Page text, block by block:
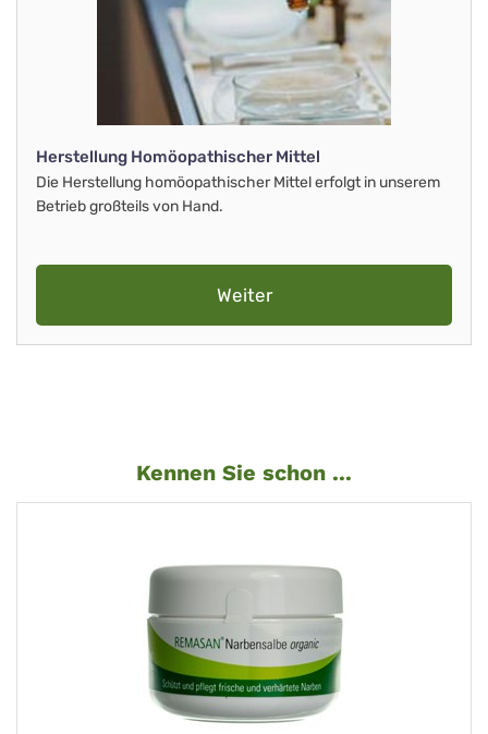
Herstellung Homöopathischer Mittel
Die Herstellung homöopathischer Mittel erfolgt in unserem
Betrieb großteils von Hand.
Weiter
Kennen Sie schon ...